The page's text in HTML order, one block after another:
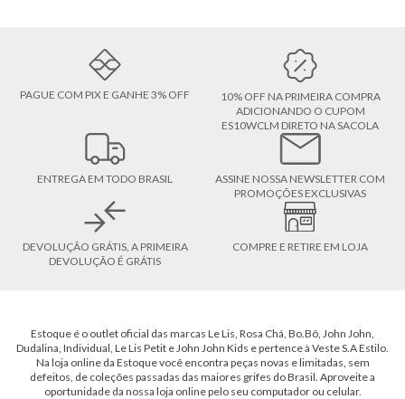
PAGUE COM PIX E GANHE 3% OFF
10% OFF NA PRIMEIRA COMPRA
ADICIONANDO O CUPOM
ES10WCLM DIRETO NA SACOLA
ENTREGA EM TODO BRASIL
ASSINE NOSSA NEWSLETTER COM
PROMOÇÕES EXCLUSIVAS
DEVOLUÇÃO GRÁTIS, A PRIMEIRA
DEVOLUÇÃO É GRÁTIS
COMPRE E RETIRE EM LOJA
Estoque é o outlet oficial das marcas Le Lis, Rosa Chá, Bo.Bô, John John,
Dudalina, Individual, Le Lis Petit e John John Kids e pertence à Veste S.A Estilo.
Na loja online da Estoque você encontra peças novas e limitadas, sem
defeitos, de coleções passadas das maiores grifes do Brasil. Aproveite a
oportunidade da nossa loja online pelo seu computador ou celular.